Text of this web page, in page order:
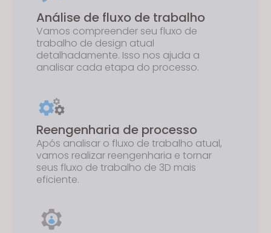
Análise de fluxo de trabalho
Vamos compreender seu fluxo de
trabalho de design atual
detalhadamente. Isso nos ajuda a
analisar cada etapa do processo.
Reengenharia de processo
Após analisar o fluxo de trabalho atual,
vamos realizar reengenharia e tornar
seus fluxo de trabalho de 3D mais
eficiente.